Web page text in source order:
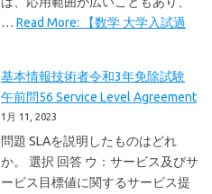
… Read More: 【数学 大学入試過
基本情報技術者令和3年免除試験
午前問56 Service Level Agreement
1月 11, 2023
問題 SLAを説明したものはどれ
か。 選択 回答 ウ：サービス及びサ
ービス目標値に関するサービス提